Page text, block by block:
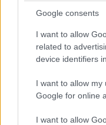
Google consents
I want to allow
related to
device identifiers
I want to allow
Google for online
I want to allow
Tablet ή Touch